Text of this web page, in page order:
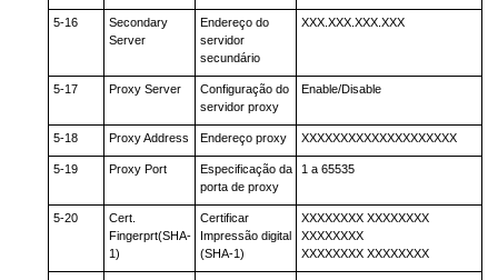
5-16
Secondary
Server
Endereço do
servidor
secundário
XXX.XXX.XXX.XXX
5-17 Proxy Server
Configuração do
servidor proxy
Enable/Disable
5-18 Proxy Address Endereço proxy XXXXXXXXXXXXXXXXXXXX
5-19 Proxy Port
Especificação da
porta de proxy
1 a 65535
5-20
Cert.
Fingerprt(SHA-
1)
Certificar
Impressão digital
(SHA-1)
XXXXXXXX XXXXXXXX
XXXXXXXX
XXXXXXXX XXXXXXXX